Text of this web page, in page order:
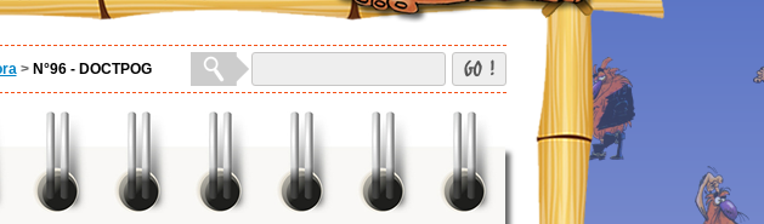
> N°96 - DOCTPOG GO !